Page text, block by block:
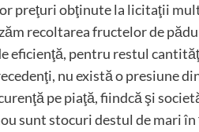
preţuri obţinute la licitaţii
recoltarea fructelor de
eficienţă, pentru restul
nu există o presiune
pe piaţă, fiindcă şi
sunt stocuri destul de mari